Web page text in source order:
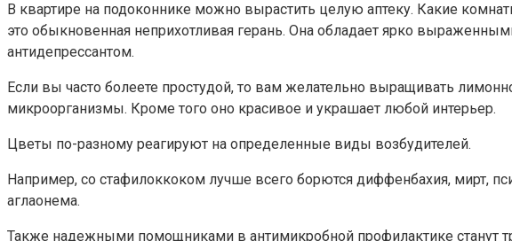
В квартире на подоконнике можно вырастить целую аптеку. Какие
это обыкновенная неприхотливая герань. Она обладает ярко
антидепрессантом.
Если вы часто болеете простудой, то вам желательно выращивать
микроорганизмы. Кроме того оно красивое и украшает любой интерьер.
Цветы по-разному реагируют на определенные виды возбудителей.
Например, со стафилоккоком лучше всего борются диффенбахия, мирт,
аглаонема.
Также надежными помощниками в антимикробной профилактике станут